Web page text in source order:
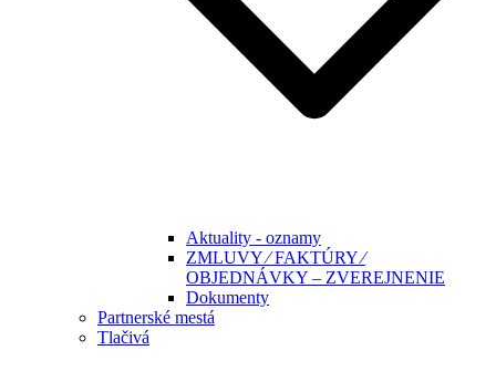
Aktuality - oznamy
ZMLUVY ⁄ FAKTÚRY ⁄
OBJEDNÁVKY – ZVEREJNENIE
Dokumenty
Partnerské mestá
Tlačivá